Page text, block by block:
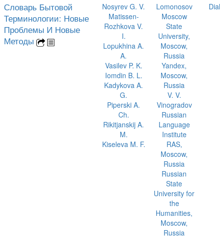
Словарь Бытовой
Терминологии: Новые
Проблемы И Новые
Методы
Nosyrev G. V.
Matissen-
Rozhkova V.
I.
Lopukhina A.
A.
Vasilev P. K.
Iomdin B. L.
Kadykova A.
G.
Piperski A.
Ch.
Rikitjanskij A.
M.
Kiseleva M. F.
Lomonosov
Moscow
State
University,
Moscow,
Russia
Yandex,
Moscow,
Russia
V. V.
Vinogradov
Russian
Language
Institute
RAS,
Moscow,
Russia
Russian
State
University for
the
Humanities,
Moscow,
Russia